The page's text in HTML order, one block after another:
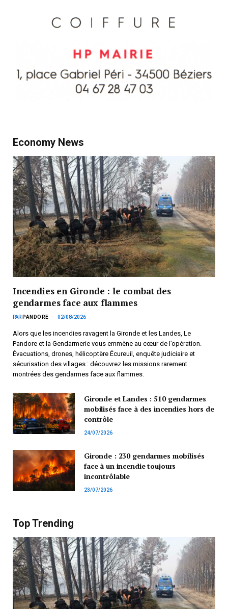
Economy News
Incendies en Gironde : le combat des
gendarmes face aux flammes
PAR PANDORE 02/08/2026
Alors que les incendies ravagent la Gironde et les Landes, Le
Pandore et la Gendarmerie vous emmène au cœur de l’opération.
Évacuations, drones, hélicoptère Écureuil, enquête judiciaire et
sécurisation des villages : découvrez les missions rarement
montrées des gendarmes face aux flammes.
Gironde et Landes : 510 gendarmes
mobilisés face à des incendies hors de
contrôle
24/07/2026
Gironde : 230 gendarmes mobilisés
face à un incendie toujours
incontrôlable
23/07/2026
Top Trending